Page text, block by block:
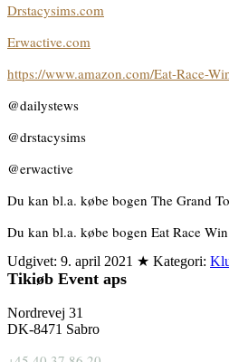
Drstacysims.com
Erwactive.com
https://www.amazon.com/Eat-Race-
@dailystews
@drstacysims
@erwactive
Du kan bl.a. købe bogen The Grand
Du kan bl.a. købe bogen Eat Race Win
Udgivet: 9. april 2021 ★ Kategori:
Tikiøb Event aps
Nordrevej 31
DK-8471 Sabro